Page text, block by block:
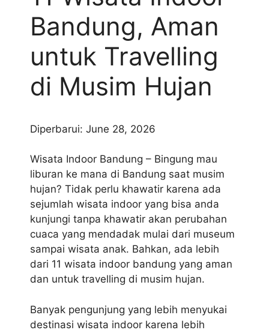
Bandung, Aman
untuk Travelling
di Musim Hujan
Diperbarui: June 28, 2026
Wisata Indoor Bandung – Bingung mau
liburan ke mana di Bandung saat musim
hujan? Tidak perlu khawatir karena ada
sejumlah wisata indoor yang bisa anda
kunjungi tanpa khawatir akan perubahan
cuaca yang mendadak mulai dari museum
sampai wisata anak. Bahkan, ada lebih
dari 11 wisata indoor bandung yang aman
dan untuk travelling di musim hujan.
Banyak pengunjung yang lebih menyukai
destinasi wisata indoor karena lebih